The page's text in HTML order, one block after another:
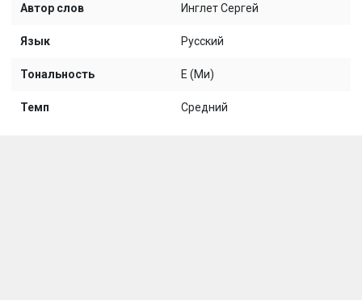
Автор слов Инглет Сергей
Язык Русский
Тональность E (Ми)
Темп Средний